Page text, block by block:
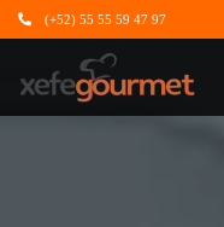
(+52) 55 55 59 47 97